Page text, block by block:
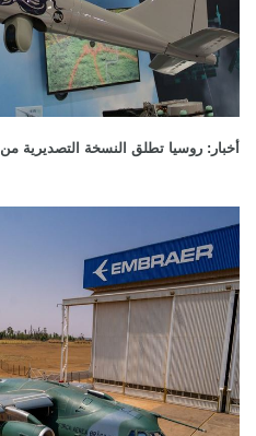
أخبار: روسيا تطلق النسخة التصديرية من Orlan-10E في معرض DSA 2026